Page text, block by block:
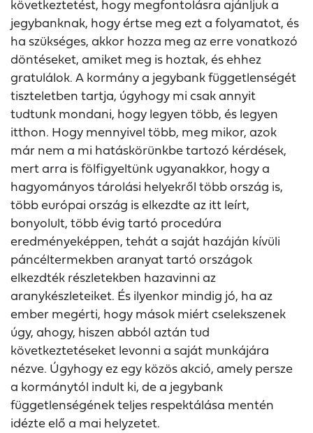
következtetést, hogy megfontolásra ajánljuk a
jegybanknak, hogy értse meg ezt a folyamatot, és
ha szükséges, akkor hozza meg az erre vonatkozó
döntéseket, amiket meg is hoztak, és ehhez
gratulálok. A kormány a jegybank függetlenségét
tiszteletben tartja, úgyhogy mi csak annyit
tudtunk mondani, hogy legyen több, és legyen
itthon. Hogy mennyivel több, meg mikor, azok
már nem a mi hatáskörünkbe tartozó kérdések,
mert arra is fölfigyeltünk ugyanakkor, hogy a
hagyományos tárolási helyekről több ország is,
több európai ország is elkezdte az itt leírt,
bonyolult, több évig tartó procedúra
eredményeképpen, tehát a saját hazáján kívüli
páncéltermekben aranyat tartó országok
elkezdték részletekben hazavinni az
aranykészleteiket. És ilyenkor mindig jó, ha az
ember megérti, hogy mások miért cselekszenek
úgy, ahogy, hiszen abból aztán tud
következtetéseket levonni a saját munkájára
nézve. Úgyhogy ez egy közös akció, amely persze
a kormánytól indult ki, de a jegybank
függetlenségének teljes respektálása mentén
idézte elő a mai helyzetet.